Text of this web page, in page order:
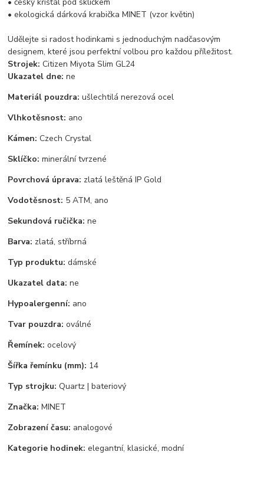
• ekologická dárková krabička MINET (vzor květin)
Udělejte si radost hodinkami s jednoduchým nadčasovým
designem, které jsou perfektní volbou pro každou příležitost.
Strojek: Citizen Miyota Slim GL24
Ukazatel dne: ne
Materiál pouzdra: ušlechtilá nerezová ocel
Vlhkotěsnost: ano
Kámen: Czech Crystal
Sklíčko: minerální tvrzené
Povrchová úprava: zlatá leštěná IP Gold
Vodotěsnost: 5 ATM, ano
Sekundová ručička: ne
Barva: zlatá, stříbrná
Typ produktu: dámské
Ukazatel data: ne
Hypoalergenní: ano
Tvar pouzdra: oválné
Řemínek: ocelový
Šířka řemínku (mm): 14
Typ strojku: Quartz | bateriový
Značka: MINET
Zobrazení času: analogové
Kategorie hodinek: elegantní, klasické, modní